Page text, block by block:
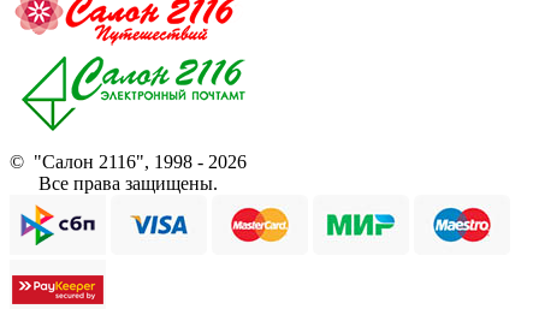
© "Салон 2116", 1998 - 2026
Все права защищены.